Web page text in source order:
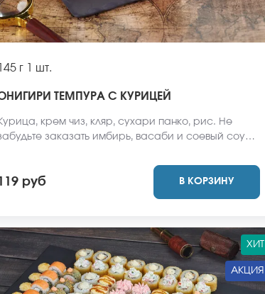
145 г 1 шт.
ТЕМПУРА С КУРИЦЕЙ
крем чиз, кляр, сухари панко, рис. Не
заказать имбирь, васаби и соевый соус.
блюда может отличаться от фото на сайте.
руб В КОРЗИНУ
ХИТ
АКЦИЯ